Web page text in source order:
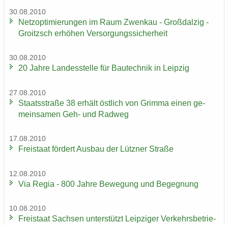
30.08.2010
Netz­op­ti­mie­run­gen im Raum Zwenkau - Groß­dal­zig -
Groitzsch er­hö­hen Ver­sor­gungs­si­cher­heit
30.08.2010
20 Jahre Lan­des­stel­le für Bau­tech­nik in Leip­zig
27.08.2010
Staats­stra­ße 38 er­hält öst­lich von Grim­ma einen ge­
mein­sa­men Geh- und Rad­weg
17.08.2010
Frei­staat för­dert Aus­bau der Lütz­ner Stra­ße
12.08.2010
Via Regia - 800 Jahre Be­we­gung und Be­geg­nung
10.08.2010
Frei­staat Sach­sen un­ter­stützt Leip­zi­ger Ver­kehrs­be­trie­